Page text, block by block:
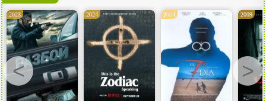
2023 2024 2004 2009
< >